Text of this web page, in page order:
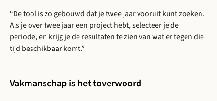
“De tool is zo gebouwd dat je twee jaar vooruit kunt zoeken.
Als je over twee jaar een project hebt, selecteer je de
periode, en krijg je de resultaten te zien van wat er tegen die
tijd beschikbaar komt.”
Vakmanschap is het toverwoord